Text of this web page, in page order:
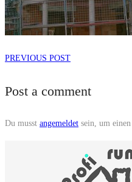
PREVIOUS POST
Post a comment
Du musst angemeldet sein, um